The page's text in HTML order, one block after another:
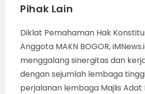
Pihak Lain
Diklat Pemahaman Hak
Anggota MAKN BOGOR,
menggalang sinergitas dan
dengan sejumlah lembaga
perjalanan lembaga Majlis Adat